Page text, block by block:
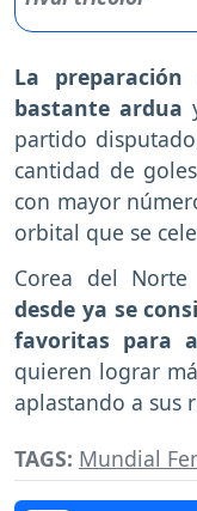
La
bastante ardua
partido
cantidad de
con mayor
orbital que se
Corea del
desde ya se
favoritas para
quieren lograr
aplastando a sus
TAGS: Mundial